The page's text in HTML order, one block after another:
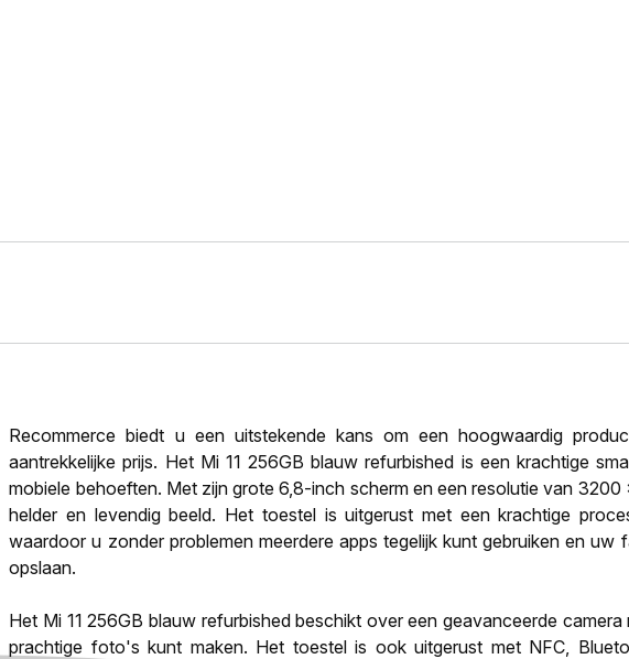
Recommerce biedt u een uitstekende kans om een hoogwaardig
aantrekkelijke prijs. Het Mi 11 256GB blauw refurbished is een krachtige
mobiele behoeften. Met zijn grote 6,8-inch scherm en een resolutie van
helder en levendig beeld. Het toestel is uitgerust met een krachtige
waardoor u zonder problemen meerdere apps tegelijk kunt gebruiken en
opslaan.
Het Mi 11 256GB blauw refurbished beschikt over een geavanceerde
prachtige foto's kunt maken. Het toestel is ook uitgerust met NFC,